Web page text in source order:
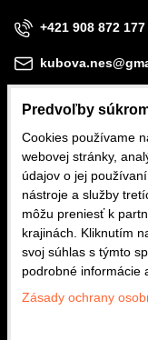
+421 908 872 177
Obchodné podmienky
Reklamačné
Ochrana osobných
Predvoľby
Cookies používame
webovej stránky,
údajov o jej
nástroje a služby
môžu preniesť k
krajinách. Kliknutím
svoj súhlas s týmto
podrobné informácie
Zásady ochrany